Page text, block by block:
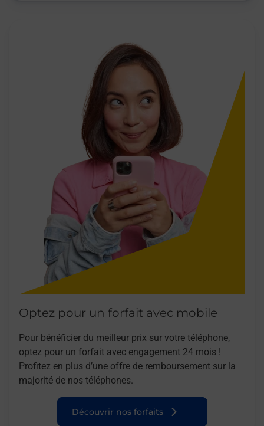
Optez pour un forfait avec mobile
Pour bénéficier du meilleur prix sur votre téléphone,
optez pour un forfait avec engagement 24 mois !
Profitez en plus d’une offre de remboursement sur la
majorité de nos téléphones.
Découvrir nos forfaits